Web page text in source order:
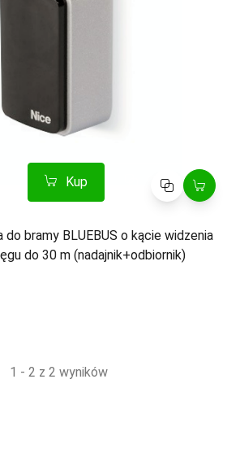
Kup Porównaj
bramy BLUEBUS o kącie widzenia
do 30 m (nadajnik+odbiornik)
1 - 2 z 2 wyników